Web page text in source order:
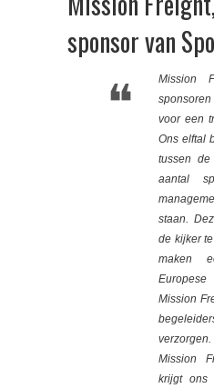
sponsor van
Mission
voor een
Ons elftal
tussen
aantal
staan.
de kijker
maken
Mission
Mission
krijgt